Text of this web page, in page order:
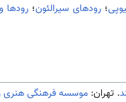
؛ رودهای سیرالئون؛ رودها
. تهران: موسسه فرهنگی هنری و